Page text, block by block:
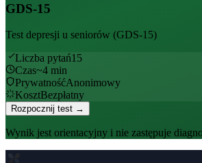
GDS-15
Test depresji u seniorów (GDS-15)
Liczba pytań15
Czas~4 min
PrywatnośćAnonimowy
KosztBezpłatny
Rozpocznij test →
Wynik jest orientacyjny i nie zastępuje